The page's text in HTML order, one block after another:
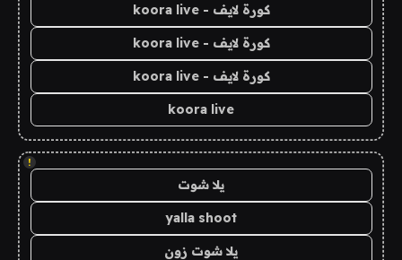
كورة لايف - koora live
كورة لايف - koora live
كورة لايف - koora live
koora live
!
يلا شوت
yalla shoot
يلا شوت زون